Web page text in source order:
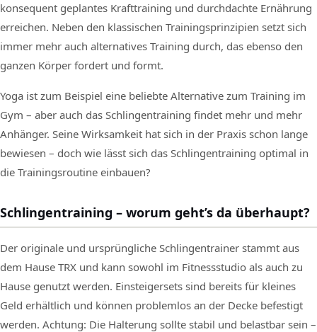
konsequent geplantes Krafttraining und durchdachte Ernährung
erreichen. Neben den klassischen Trainingsprinzipien setzt sich
immer mehr auch alternatives Training durch, das ebenso den
ganzen Körper fordert und formt.
Yoga ist zum Beispiel eine beliebte Alternative zum Training im
Gym – aber auch das Schlingentraining findet mehr und mehr
Anhänger. Seine Wirksamkeit hat sich in der Praxis schon lange
bewiesen – doch wie lässt sich das Schlingentraining optimal in
die Trainingsroutine einbauen?
Schlingentraining – worum geht’s da überhaupt?
Der originale und ursprüngliche Schlingentrainer stammt aus
dem Hause TRX und kann sowohl im Fitnessstudio als auch zu
Hause genutzt werden. Einsteigersets sind bereits für kleines
Geld erhältlich und können problemlos an der Decke befestigt
werden. Achtung: Die Halterung sollte stabil und belastbar sein –